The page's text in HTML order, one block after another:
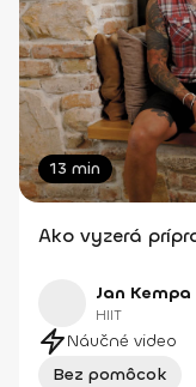
13 min
Ako vyzerá
Jan Kempa
HIIT
Náučné video
Bez pomôcok